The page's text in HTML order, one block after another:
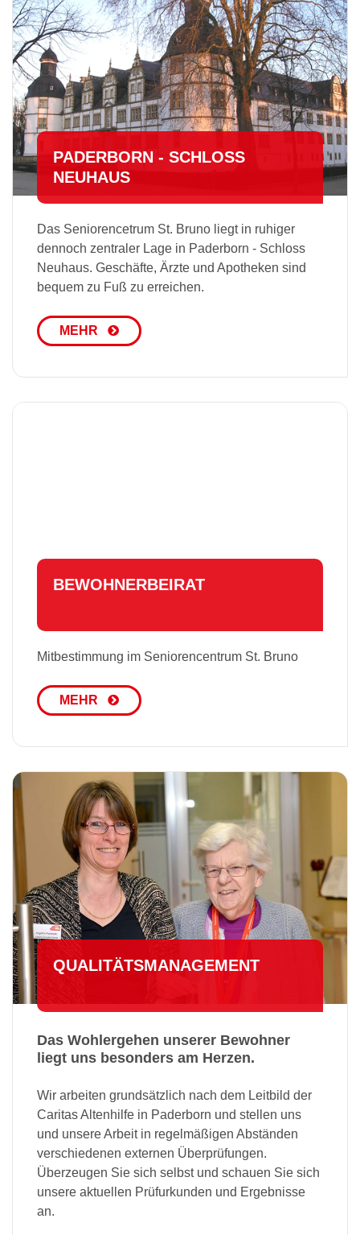
PADERBORN - SCHLOSS N
EUHAUS
Das Seniorencetrum St. Bruno liegt in ruhiger
dennoch zentraler Lage in Paderborn - Schloss
Neuhaus. Geschäfte, Ärzte und Apotheken sind
bequem zu Fuß zu erreichen.
MEHR
BE­WOH­NER­BEI­RAT
Mitbestimmung im Seniorencentrum St. Bruno
MEHR
QUA­LI­TÄTS­MA­NAGE­MENT
Das Wohlergehen unserer Bewohner
liegt uns besonders am Herzen.
Wir arbeiten grundsätzlich nach dem Leitbild der
Caritas Altenhilfe in Paderborn und stellen uns
und unsere Arbeit in regelmäßigen Abständen
verschiedenen externen Überprüfungen.
Überzeugen Sie sich selbst und schauen Sie sich
unsere aktuellen Prüfurkunden und Ergebnisse
an.